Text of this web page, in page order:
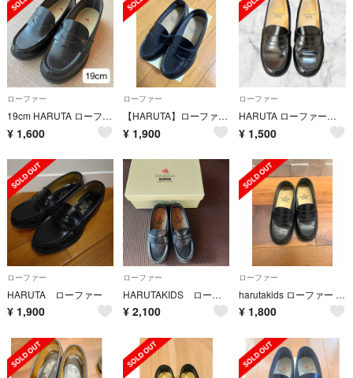
ローファー
19cm HARUTA ローファー フォーマル靴
¥ 1,600
ローファー
【HARUTA】ローファー キッズ
¥ 1,900
ローファー
HARUTA ローファー ブラック 21cm
¥ 1,500
ローファー
HARUTA ローファー
¥ 1,900
ローファー
HARUTAKIDS ローファー 16cm
¥ 2,100
ローファー
harutakids ローファー 黒 19.0 19 19cm セレモニー
¥ 1,800